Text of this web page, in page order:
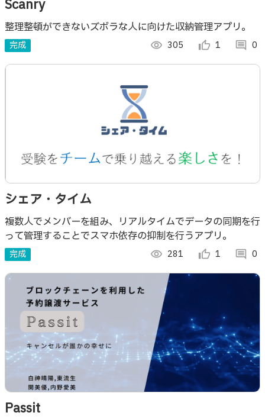
Scanry
整理整頓ができないズボラな人に向けた収納管理アプリ。
完成 visibility 305 thumb_up_alt 1 comment 0
シェア・タイム
複数人でメンバーを組み、リアルタイムでデータの同期を行
って管理することでスマホ依存の抑制を行うアプリ。
完成 visibility 281 thumb_up_alt 1 comment 0
Passit